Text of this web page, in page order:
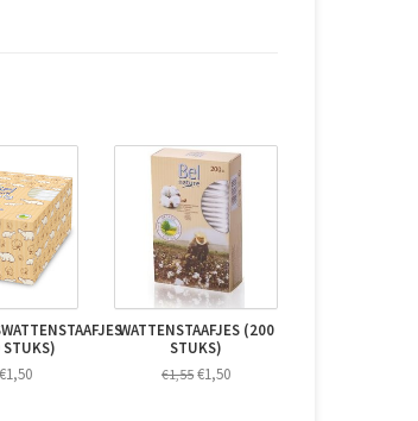
STUKS)
WATTENSTAAFJES (200
STUKS)
€1,55 €1,50